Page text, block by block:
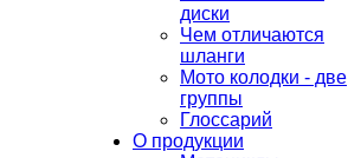
диски
Чем отличаются
шланги
Мото колодки - две
группы
Глоссарий
О продукции